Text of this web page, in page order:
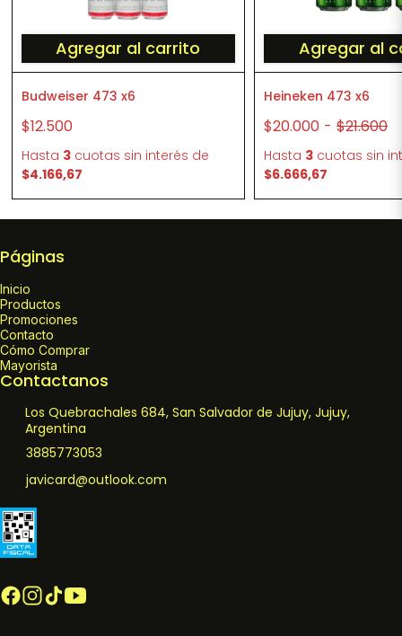
Agregar al carrito
Budweiser 473 x6
$12.500
Hasta 3cuotas sin interés de
$4.166,67
Agregar al
Heineken 473 x6
$20.000 - $21.600
Hasta 3 cuotas sin
$6.666,67
Páginas
Inicio
Productos
Promociones
Contacto
Cómo Comprar
Mayorista
Contactanos
Los Quebrachales 684, San Salvador de Jujuy, Jujuy,
Argentina
3885773053
javicard@outlook.com